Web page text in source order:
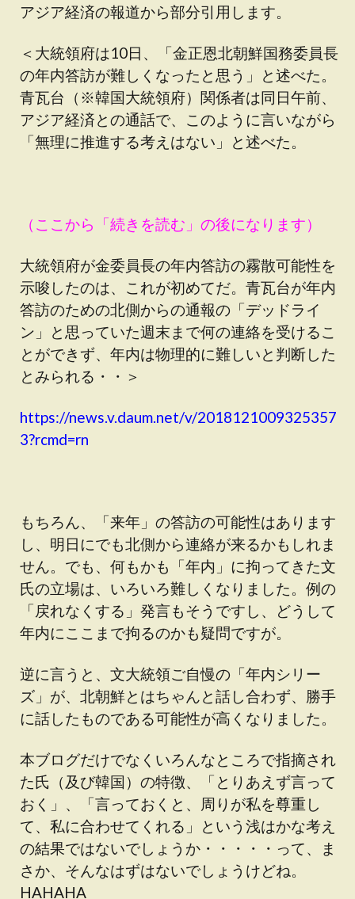
アジア経済の報道から部分引用します。
＜大統領府は10日、「金正恩北朝鮮国務委員長
の年内答訪が難しくなったと思う」と述べた。
青瓦台（※韓国大統領府）関係者は同日午前、
アジア経済との通話で、このように言いながら
「無理に推進する考えはない」と述べた。
（ここから「続きを読む」の後になります）
大統領府が金委員長の年内答訪の霧散可能性を
示唆したのは、これが初めてだ。青瓦台が年内
答訪のための北側からの通報の「デッドライ
ン」と思っていた週末まで何の連絡を受けるこ
とができず、年内は物理的に難しいと判断した
とみられる・・＞
https://news.v.daum.net/v/2018121009325357
3?rcmd=rn
もちろん、「来年」の答訪の可能性はあります
し、明日にでも北側から連絡が来るかもしれま
せん。でも、何もかも「年内」に拘ってきた文
氏の立場は、いろいろ難しくなりました。例の
「戻れなくする」発言もそうですし、どうして
年内にここまで拘るのかも疑問ですが。
逆に言うと、文大統領ご自慢の「年内シリー
ズ」が、北朝鮮とはちゃんと話し合わず、勝手
に話したものである可能性が高くなりました。
本ブログだけでなくいろんなところで指摘され
た氏（及び韓国）の特徴、「とりあえず言って
おく」、「言っておくと、周りが私を尊重し
て、私に合わせてくれる」という浅はかな考え
の結果ではないでしょうか・・・・・って、ま
さか、そんなはずはないでしょうけどね。
HAHAHA